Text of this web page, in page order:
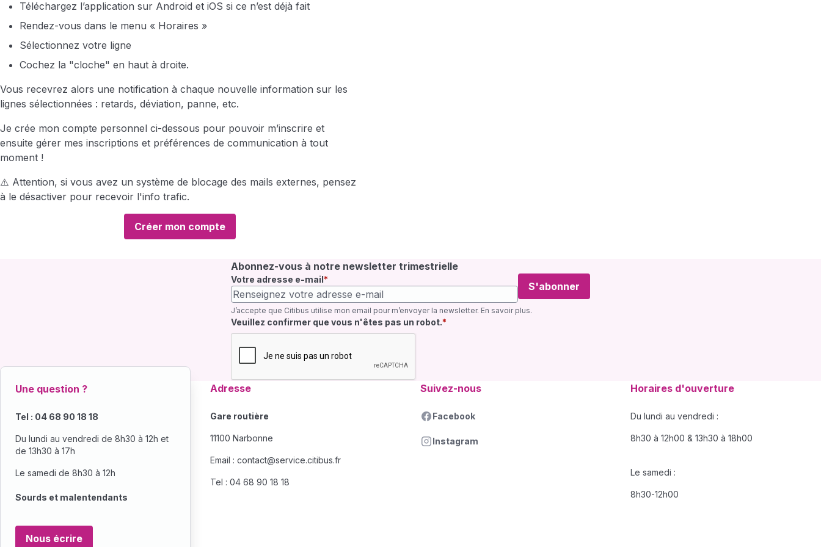
Téléchargez l’application sur Android et iOS si ce n’est déjà fait
Rendez-vous dans le menu « Horaires »
Sélectionnez votre ligne
Cochez la "cloche" en haut à droite.
Vous recevrez alors une notification à chaque nouvelle information sur les
lignes sélectionnées : retards, déviation, panne, etc.
Je crée mon compte personnel ci-dessous pour pouvoir m’inscrire et
ensuite gérer mes inscriptions et préférences de communication à tout
moment !
⚠️ Attention, si vous avez un système de blocage des mails externes, pensez
à le désactiver pour recevoir l'info trafic.
Créer mon compte
Abonnez-vous à notre newsletter trimestrielle
Votre adresse e-mail
S'abonner
J’accepte que Citibus utilise mon email pour m’envoyer la newsletter. En savoir plus.
Champ requis
Veuillez confirmer que vous n'êtes pas un robot.
Une question ?
Tel : 04 68 90 18 18
Du lundi au vendredi de 8h30 à 12h et
de 13h30 à 17h
Le samedi de 8h30 à 12h
Sourds et malentendants
Nous écrire
Adresse
Gare routière
11100 Narbonne
Email : contact@service.citibus.fr
Tel : 04 68 90 18 18
Suivez-nous
Facebook
Instagram
Horaires d'ouverture
Du lundi au vendredi :
8h30 à 12h00 & 13h30 à 18h00
Le samedi :
8h30-12h00